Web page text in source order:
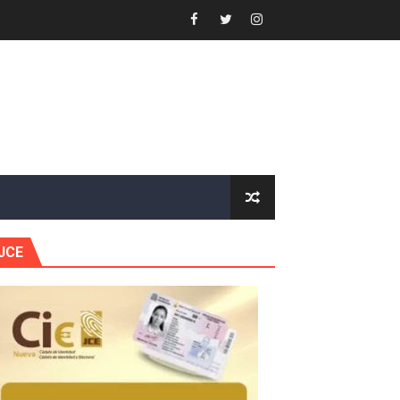
para Impulsar el Desarrollo de Santo
fortalecer el diálogo social y el trabajo decente
comunicacional en salud
de Guaiguí: "Es ignorancia supina"
del país
por la obra vial, en cumplimiento de un